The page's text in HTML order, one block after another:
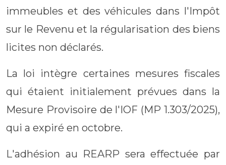
immeubles et des véhicules dans l'Impôt
sur le Revenu et la régularisation des biens
licites non déclarés.
La loi intègre certaines mesures fiscales
qui étaient initialement prévues dans la
Mesure Provisoire de l'IOF (MP 1.303/2025),
qui a expiré en octobre.
L'adhésion au REARP sera effectuée par